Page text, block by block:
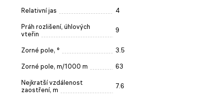
Relativní jas 4
Práh rozlišení, úhlových
vteřin
9
Zorné pole, ° 3.5
Zorné pole, m/1000 m 63
Nejkratší vzdálenost
zaostření, m
7.6